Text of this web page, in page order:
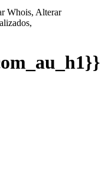
Whois, Alterar